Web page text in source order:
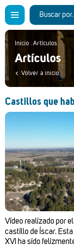
Inicio . Artículos
Artículos
Volver a inicio
Castillos que
Vídeo realizado por
castillo de Íscar.
XVI ha sido